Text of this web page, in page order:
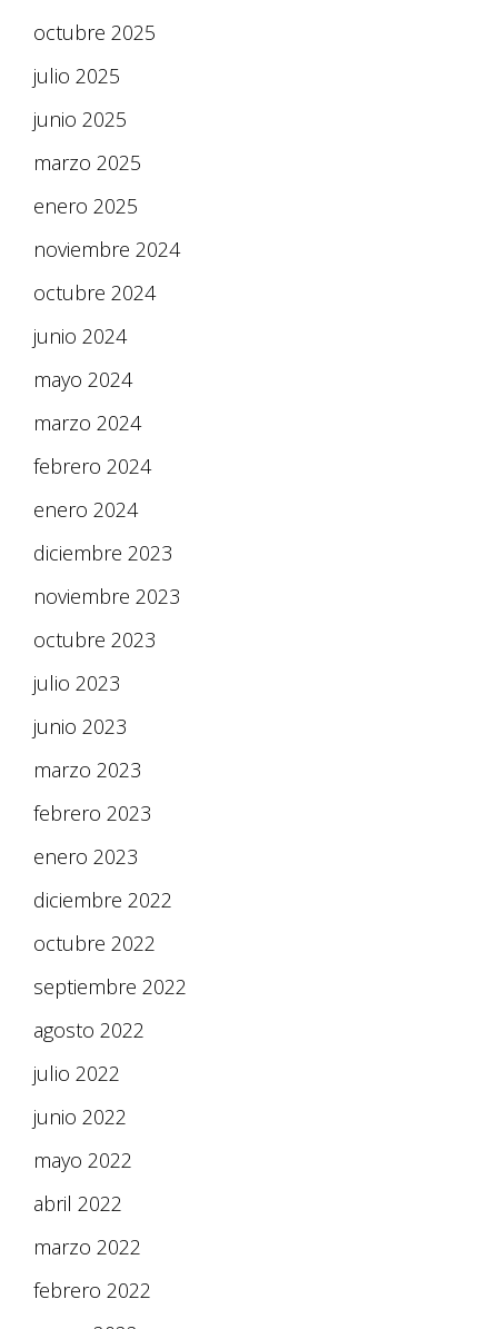
octubre 2025
julio 2025
junio 2025
marzo 2025
enero 2025
noviembre 2024
octubre 2024
junio 2024
mayo 2024
marzo 2024
febrero 2024
enero 2024
diciembre 2023
noviembre 2023
octubre 2023
julio 2023
junio 2023
marzo 2023
febrero 2023
enero 2023
diciembre 2022
octubre 2022
septiembre 2022
agosto 2022
julio 2022
junio 2022
mayo 2022
abril 2022
marzo 2022
febrero 2022